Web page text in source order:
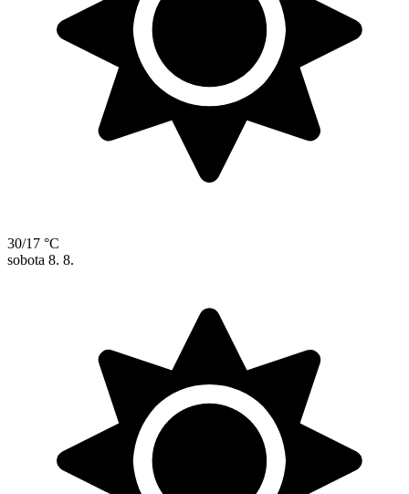
30/17 °C
sobota 8. 8.